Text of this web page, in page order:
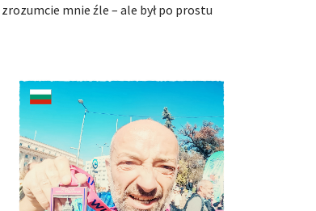
mnie źle – ale był po prostu